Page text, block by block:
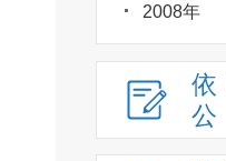
2008年
公